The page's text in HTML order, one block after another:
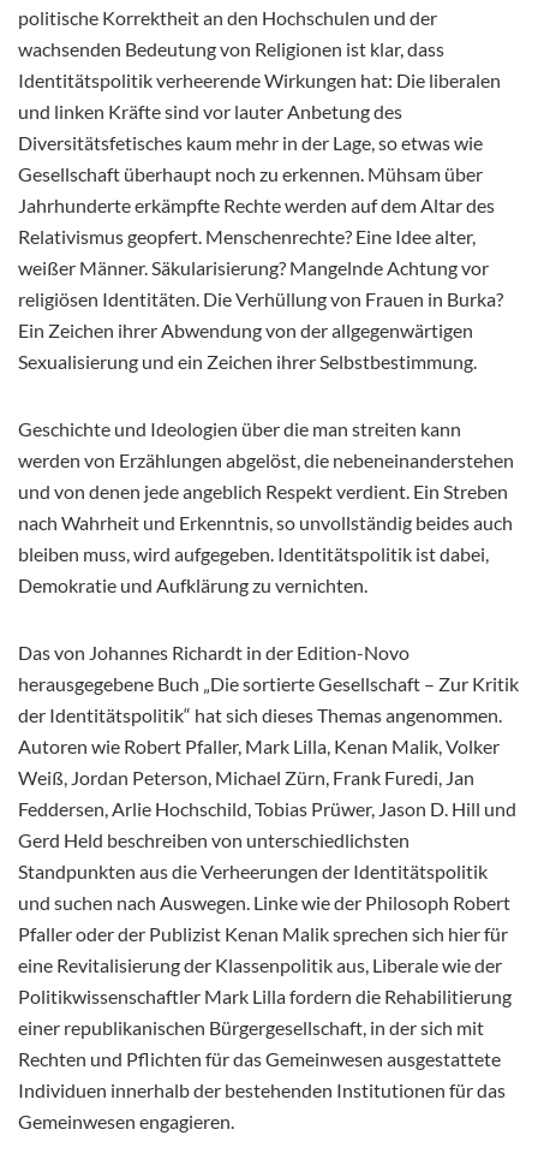
politische Korrektheit an den Hochschulen und der
wachsenden Bedeutung von Religionen ist klar, dass
Identitätspolitik verheerende Wirkungen hat: Die liberalen
und linken Kräfte sind vor lauter Anbetung des
Diversitätsfetisches kaum mehr in der Lage, so etwas wie
Gesellschaft überhaupt noch zu erkennen. Mühsam über
Jahrhunderte erkämpfte Rechte werden auf dem Altar des
Relativismus geopfert. Menschenrechte? Eine Idee alter,
weißer Männer. Säkularisierung? Mangelnde Achtung vor
religiösen Identitäten. Die Verhüllung von Frauen in Burka?
Ein Zeichen ihrer Abwendung von der allgegenwärtigen
Sexualisierung und ein Zeichen ihrer Selbstbestimmung.
Geschichte und Ideologien über die man streiten kann
werden von Erzählungen abgelöst, die nebeneinanderstehen
und von denen jede angeblich Respekt verdient. Ein Streben
nach Wahrheit und Erkenntnis, so unvollständig beides auch
bleiben muss, wird aufgegeben. Identitätspolitik ist dabei,
Demokratie und Aufklärung zu vernichten.
Das von Johannes Richardt in der Edition-Novo
herausgegebene Buch „Die sortierte Gesellschaft – Zur Kritik
der Identitätspolitik“ hat sich dieses Themas angenommen.
Autoren wie Robert Pfaller, Mark Lilla, Kenan Malik, Volker
Weiß, Jordan Peterson, Michael Zürn, Frank Furedi, Jan
Feddersen, Arlie Hochschild, Tobias Prüwer, Jason D. Hill und
Gerd Held beschreiben von unterschiedlichsten
Standpunkten aus die Verheerungen der Identitätspolitik
und suchen nach Auswegen. Linke wie der Philosoph Robert
Pfaller oder der Publizist Kenan Malik sprechen sich hier für
eine Revitalisierung der Klassenpolitik aus, Liberale wie der
Politikwissenschaftler Mark Lilla fordern die Rehabilitierung
einer republikanischen Bürgergesellschaft, in der sich mit
Rechten und Pflichten für das Gemeinwesen ausgestattete
Individuen innerhalb der bestehenden Institutionen für das
Gemeinwesen engagieren.